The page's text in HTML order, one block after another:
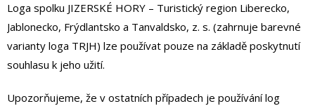
Loga spolku JIZERSKÉ HORY – Turistický region Liberecko,
Jablonecko, Frýdlantsko a Tanvaldsko, z. s. (zahrnuje barevné
varianty loga TRJH) lze používat pouze na základě poskytnutí
souhlasu k jeho užití.
Upozorňujeme, že v ostatních případech je používání log